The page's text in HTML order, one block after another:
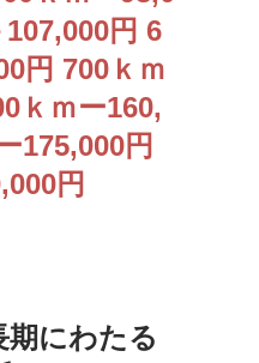
円 6
円 700ｋｍ
ｋｍー160,
175,000円
円
にわたる